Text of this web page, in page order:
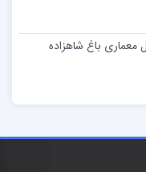
معماری باغ شاهزاده